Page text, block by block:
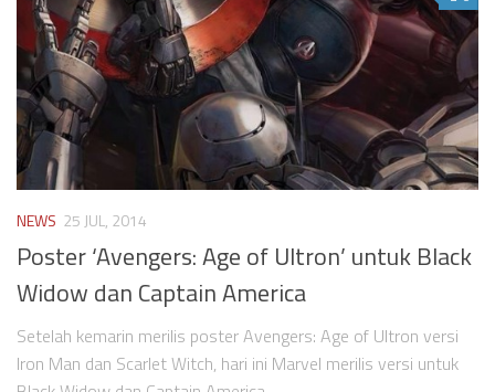
NEWS 25 JUL, 2014
Poster ‘Avengers: Age of Ultron’ untuk Black
Widow dan Captain America
Setelah kemarin merilis poster Avengers: Age of Ultron versi
Iron Man dan Scarlet Witch, hari ini Marvel merilis versi untuk